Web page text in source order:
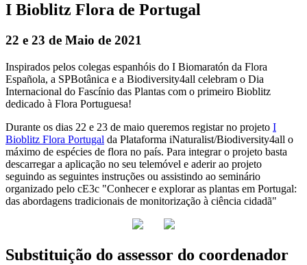
I Bioblitz Flora de Portugal
22 e 23 de Maio de 2021
Inspirados pelos colegas espanhóis do I Biomaratón da Flora
Española, a SPBotânica e a Biodiversity4all celebram o Dia
Internacional do Fascínio das Plantas com o primeiro Bioblitz
dedicado à Flora Portuguesa!
Durante os dias 22 e 23 de maio queremos registar no projeto I
Bioblitz Flora Portugal da Plataforma iNaturalist/Biodiversity4all o
máximo de espécies de flora no país. Para integrar o projeto basta
descarregar a aplicação no seu telemóvel e aderir ao projeto
seguindo as seguintes instruções ou assistindo ao seminário
organizado pelo cE3c "Conhecer e explorar as plantas em Portugal:
das abordagens tradicionais de monitorização à ciência cidadã"
Substituição do assessor do coordenador